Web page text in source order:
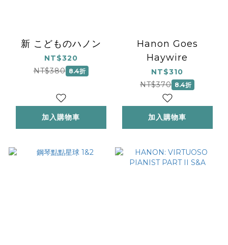
新 こどものハノン
NT$320
NT$380 8.4折
加入購物車
Hanon Goes
Haywire
NT$310
NT$370 8.4折
加入購物車